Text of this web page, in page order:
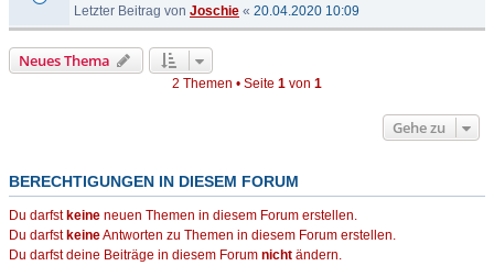
Letzter Beitrag von Joschie « 20.04.2020 10:09
Neues Thema
2 Themen • Seite 1 von 1
Gehe zu
BERECHTIGUNGEN IN DIESEM FORUM
Du darfst keine neuen Themen in diesem Forum erstellen.
Du darfst keineAntworten zu Themen in diesem Forum erstellen.
Du darfst deine Beiträge in diesem Forum nicht ändern.